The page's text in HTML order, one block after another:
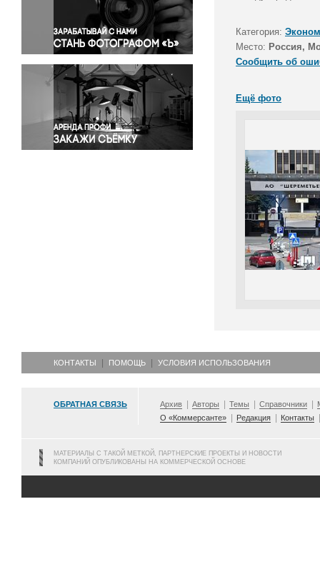
Правосудие
Происшествия и конфликты
Религия
Светская жизнь
Спорт
Экология
Экономика и бизнес
Категория:
Место: Россия,
Сообщить об
Ещё фото
КОНТАКТЫ ПОМОЩЬ УСЛОВИЯ ИСПОЛЬЗОВАНИЯ
ОБРАТНАЯ СВЯЗЬ Архив Авторы Темы Справочники
О «Коммерсанте»
Редакция Контакты
МАТЕРИАЛЫ С ТАКОЙ МЕТКОЙ, ПАРТНЕРСКИЕ ПРОЕКТЫ И НОВОСТИ
КОМПАНИЙ ОПУБЛИКОВАНЫ НА КОММЕРЧЕСКОЙ ОСНОВЕ